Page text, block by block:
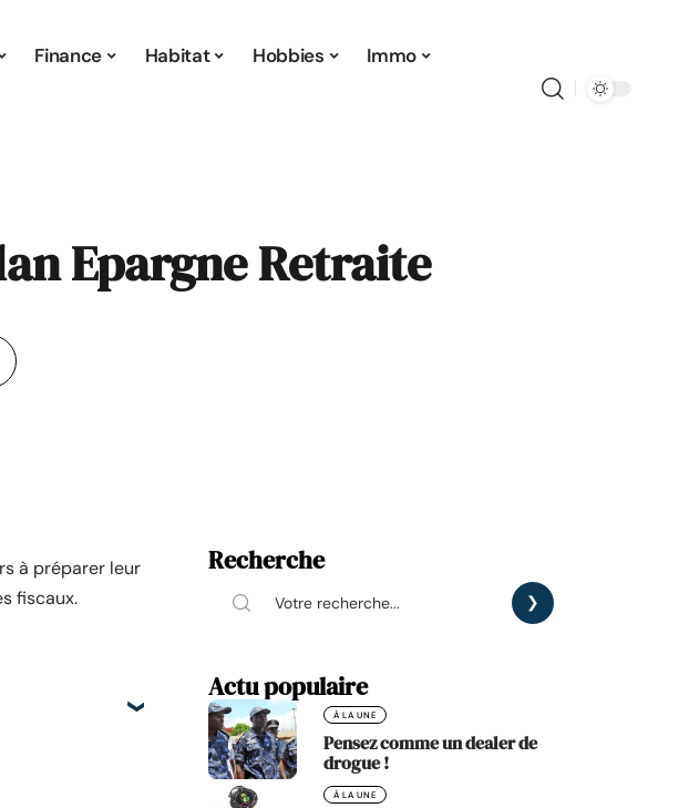
Finance Habitat Hobbies Immo
Epargne Retraite
à préparer leur
fiscaux.
Recherche
Actu populaire
À LA UNE
Pensez comme un dealer de
drogue !
À LA UNE